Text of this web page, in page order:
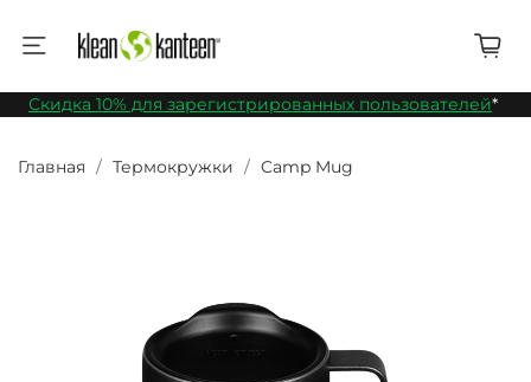
Скидка 10% для зарегистрированных пользователей*
Главная Термокружки Camp Mug